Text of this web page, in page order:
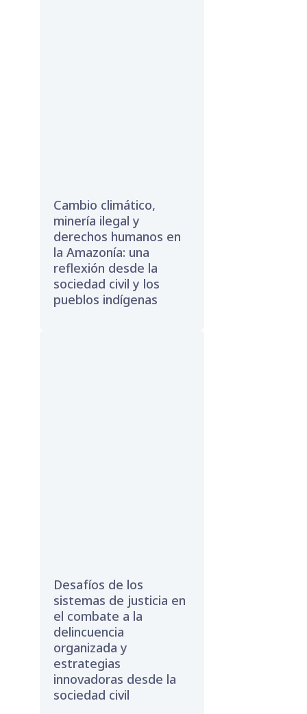
Cambio climático,
minería ilegal y
derechos humanos en
la Amazonía: una
reflexión desde la
sociedad civil y los
pueblos indígenas
Desafíos de los
sistemas de justicia en
el combate a la
delincuencia
organizada y
estrategias
innovadoras desde la
sociedad civil